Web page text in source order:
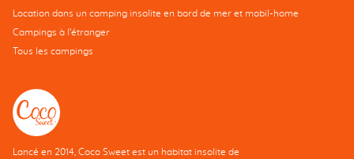
Location dans un camping insolite en bord de mer et mobil-home
Campings à l’étranger
Tous les campings
Lancé en 2014, Coco Sweet est un habitat insolite de